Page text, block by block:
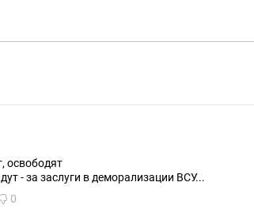
освободят
- за заслуги в деморализации ВСУ...
0